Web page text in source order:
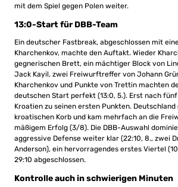
mit dem Spiel gegen Polen weiter.
13:0-Start für DBB-Team
Ein deutscher Fastbreak, abgeschlossen mit
Kharchenkov, machte den Auftakt. Wieder
gegnerischen Brett, ein mächtiger Block von
Jack Kayil, zwei Freiwurftreffer von Johann
Kharchenkov und Punkte von Trettin machten
deutschen Start perfekt (13:0, 5.). Erst nach
Kroatien zu seinen ersten Punkten.
kroatischen Korb und kam mehrfach an die
mäßigem Erfolg (3/8). Die DBB-Auswahl
aggressive Defense weiter klar (22:10, 8., zwei
Anderson), ein hervorragendes erstes Viertel
29:10 abgeschlossen.
Kontrolle auch in schwierigen Minuten